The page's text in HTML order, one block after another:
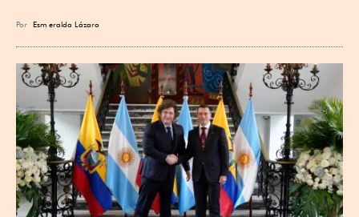
Por Esm eralda Lázaro